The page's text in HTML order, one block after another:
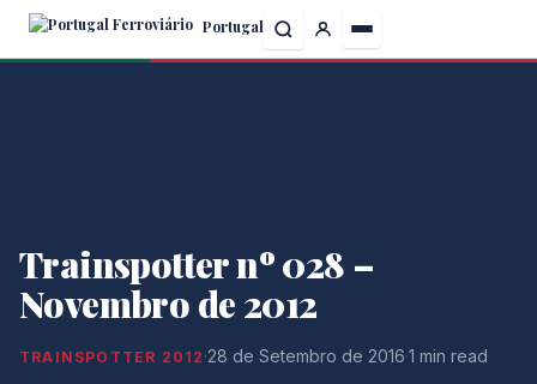
Skip
Portugal
Trainspotter nº 028 –
Novembro de 2012
TRAINSPOTTER 2012 ·28 de Setembro de 2016·1 min read